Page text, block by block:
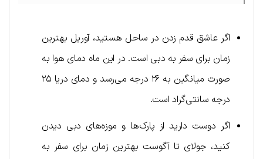
اگر عاشق قدم زدن در ساحل هستید، آوریل بهترین
زمان برای سفر به دبی است. در این ماه دمای هوا به
صورت میانگین به ۲۶ درجه می‌رسد و دمای دریا ۲۵
درجه سانتی‌گراد است.
اگر دوست دارید از پارک‌ها و موزه‌های دبی دیدن
کنید، جولای تا آگوست بهترین زمان برای سفر به